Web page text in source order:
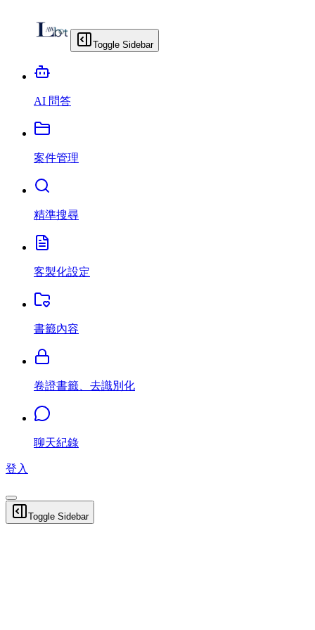
Toggle Sidebar
AI 問答
案件管理
精準搜尋
客製化設定
書籤內容
卷證書籤、去識別化
聊天紀錄
登入
Toggle Sidebar